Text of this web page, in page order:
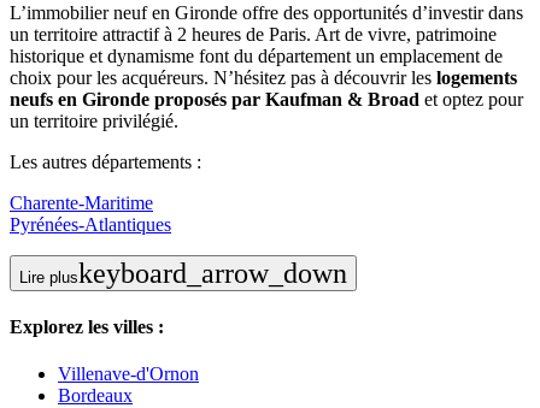
L’immobilier neuf en Gironde offre des opportunités d’investir dans
un territoire attractif à 2 heures de Paris. Art de vivre, patrimoine
historique et dynamisme font du département un emplacement de
choix pour les acquéreurs. N’hésitez pas à découvrir les logements
neufs en Gironde proposés par Kaufman & Broad et optez pour
un territoire privilégié.
Les autres départements :
Charente-Maritime
Pyrénées-Atlantiques
Lire pluskeyboard_arrow_down
Explorez les villes :
Villenave-d'Ornon
Bordeaux